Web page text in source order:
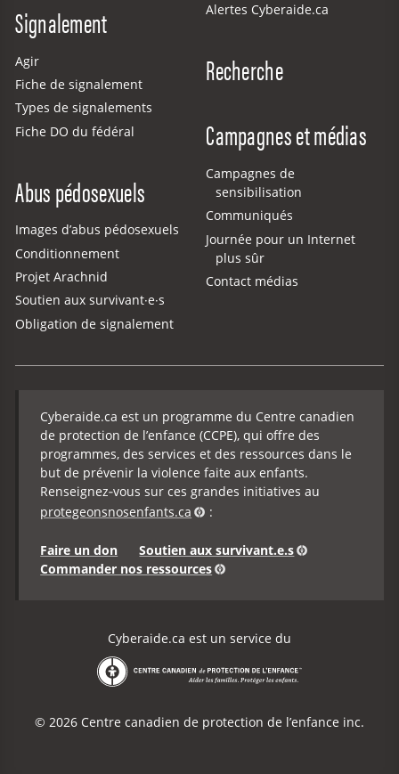
Signalement
Agir
Fiche de signalement
Types de signalements
Fiche DO du fédéral
Abus pédosexuels
Images d’abus pédosexuels
Conditionnement
Projet Arachnid
Soutien aux survivant·e·s
Obligation de signalement
Alertes Cyberaide.ca
Recherche
Campagnes et médias
Campagnes de
sensibilisation
Communiqués
Journée pour un Internet
plus sûr
Contact médias
Cyberaide.ca est un programme du Centre canadien
de protection de l’enfance (CCPE), qui offre des
programmes, des services et des ressources dans le
but de prévenir la violence faite aux enfants.
Renseignez‑vous sur ces grandes initiatives au
protegeonsnosenfants.ca
:
Faire un don
Soutien aux survivant.e.s
Commander nos ressources
Cyberaide.ca est un service du
Centre canadien de protection de l’enfance
© 2026 Centre canadien de protection de l’enfance inc.